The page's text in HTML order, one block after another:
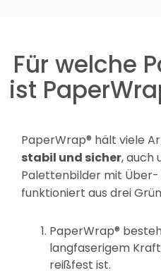
Für welche
ist
PaperWrap® hält viele
stabil und sicher, auch
Palettenbilder mit Über-
funktioniert aus drei
PaperWrap®
langfaserigem
reißfest ist.